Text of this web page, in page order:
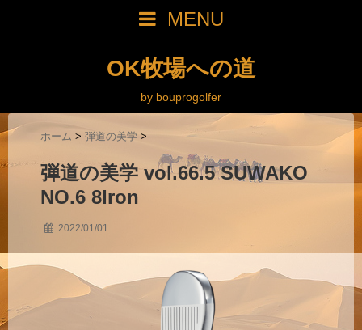
MENU
OK牧場への道
by bouprogolfer
ホーム > 弾道の美学 >
弾道の美学 vol.66.5 SUWAKO
NO.6 8Iron
2022/01/01